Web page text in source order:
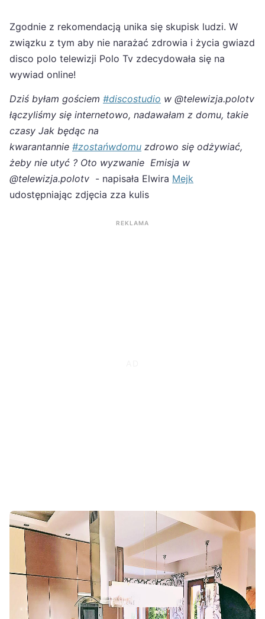
Zgodnie z rekomendacją unika się skupisk ludzi. W
związku z tym aby nie narażać zdrowia i życia gwiazd
disco polo telewizji Polo Tv zdecydowała się na
wywiad online!
Dziś byłam gościem #discostudio w @telewizja.polotv
łączyliśmy się internetowo, nadawałam z domu, takie
czasy Jak będąc na
kwarantannie #zostańwdomu zdrowo się odżywiać,
żeby nie utyć ? Oto wyzwanie Emisja w
@telewizja.polotv - napisała Elwira Mejk
udostępniając zdjęcia zza kulis
REKLAMA